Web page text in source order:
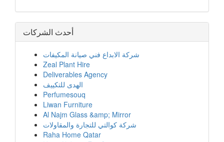
أحدث الشركات
شركة الابداع فني صيانة المكيفات
Zeal Plant Hire
Deliverables Agency
الهدى للتكييف
Perfumesouq
Liwan Furniture
Al Najm Glass &amp; Mirror
شركة كوالتي للتجارة والمقاولات
Raha Home Qatar